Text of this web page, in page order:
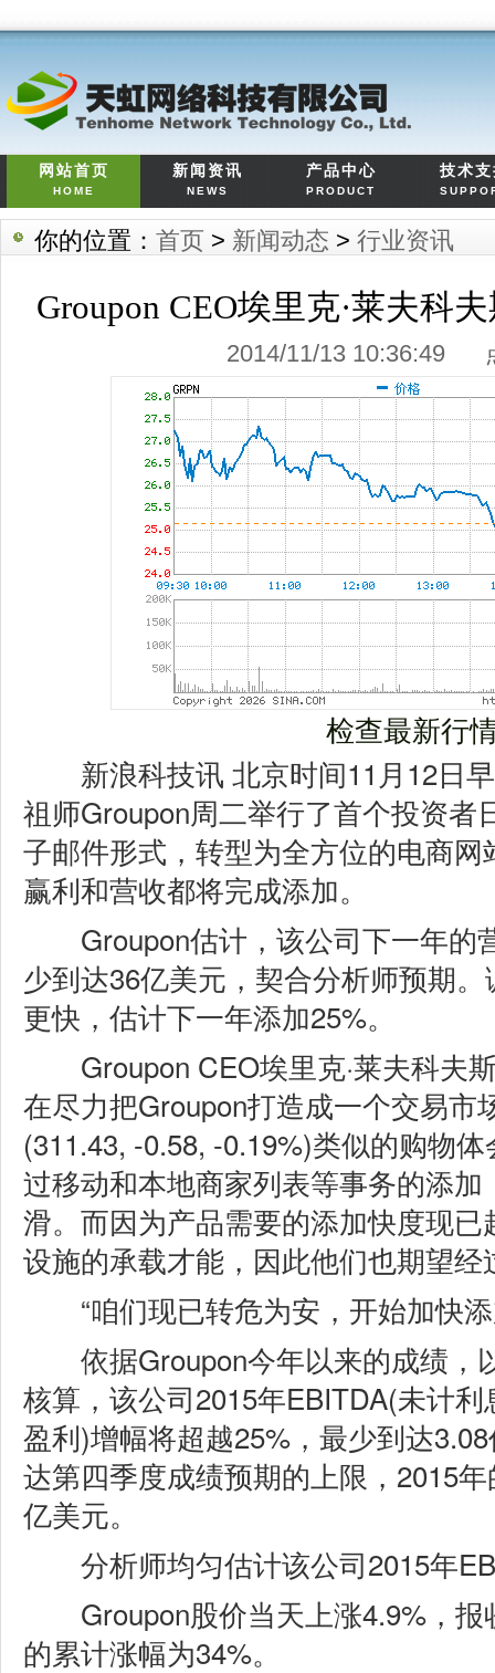
网站首页
HOME
新闻资讯
NEWS
产品中心
PRODUCT
技术
你的位置： 首页 > 新闻动态 > 行业资讯
Groupon CEO埃里克·莱夫科
2014/11/13 10:36:49
检查最新行
新浪科技讯 北京时间11月12日
祖师Groupon周二举行了首个投资者
子邮件形式，转型为全方位的电商
赢利和营收都将完成添加。
Groupon估计，该公司下一年的
少到达36亿美元，契合分析师预期
更快，估计下一年添加25%。
Groupon CEO埃里克·莱夫科夫
在尽力把Groupon打造成一个交易市
(311.43, -0.58, -0.19%)类似的购物
过移动和本地商家列表等事务的添
滑。而因为产品需要的添加快度现
设施的承载才能，因此他们也期望
“咱们现已转危为安，开始加快添
依据Groupon今年以来的成绩，
核算，该公司2015年EBITDA(未计
盈利)增幅将超越25%，最少到达
达第四季度成绩预期的上限，2015
亿美元。
分析师均匀估计该公司2015年
Groupon股价当天上涨4.9%，报
的累计涨幅为34%。